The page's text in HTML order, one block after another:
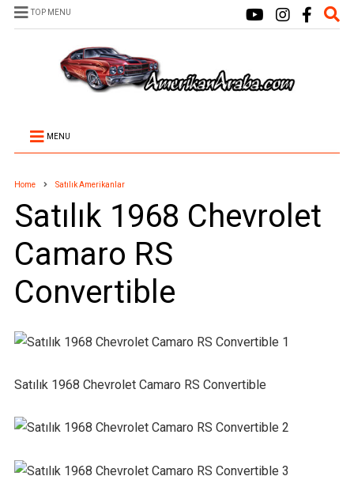
TOP MENU
MENU
Home Satılık Amerikanlar
Satılık 1968 Chevrolet
Camaro RS
Convertible
Satılık 1968 Chevrolet Camaro RS Convertible